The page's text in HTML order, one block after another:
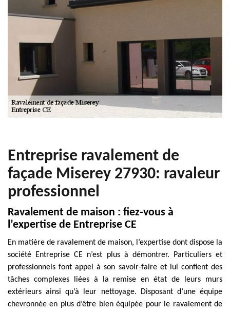
Entreprise ravalement de
façade Miserey 27930: ravaleur
professionnel
Ravalement de maison : fiez-vous à
l’expertise de Entreprise CE
En matière de ravalement de maison, l’expertise dont dispose la
société Entreprise CE n’est plus à démontrer. Particuliers et
professionnels font appel à son savoir-faire et lui confient des
tâches complexes liées à la remise en état de leurs murs
extérieurs ainsi qu’à leur nettoyage. Disposant d’une équipe
chevronnée en plus d’être bien équipée pour le ravalement de